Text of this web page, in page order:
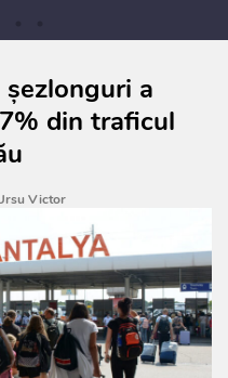
a
din traficul
Victor